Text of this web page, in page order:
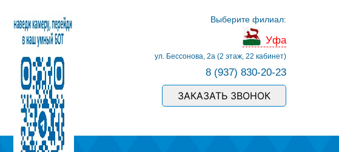
Выберите филиал:
Уфа
ул. Бессонова, 2а (2 этаж, 22 кабинет)
8 (937) 830-20-23
ЗАКАЗАТЬ ЗВОНОК